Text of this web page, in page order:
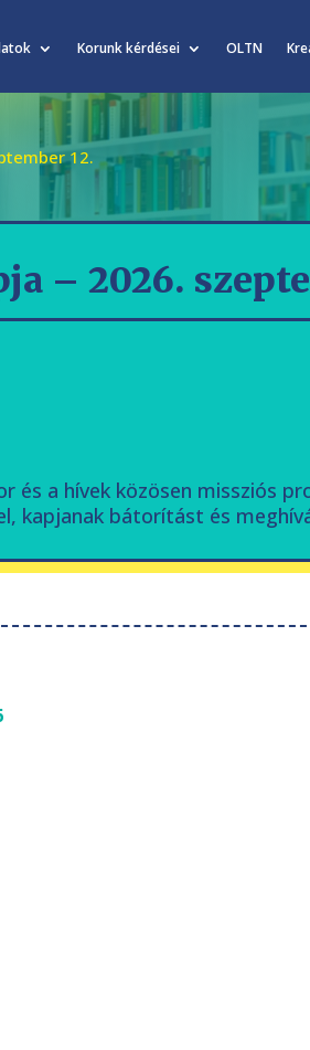
Korunk kérdései OLTN
12.
– 2026.
a hívek közösen missziós
kapjanak bátorítást és